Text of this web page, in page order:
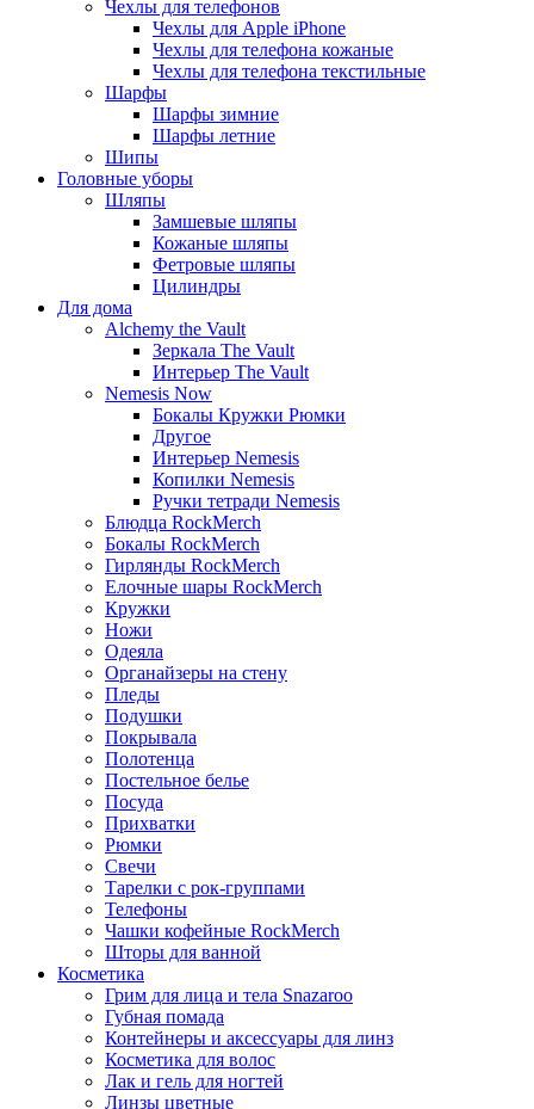
Чехлы для телефонов
Чехлы для Apple iPhone
Чехлы для телефона кожаные
Чехлы для телефона текстильные
Шарфы
Шарфы зимние
Шарфы летние
Шипы
Головные уборы
Шляпы
Замшевые шляпы
Кожаные шляпы
Фетровые шляпы
Цилиндры
Для дома
Alchemy the Vault
Зеркала The Vault
Интерьер The Vault
Nemesis Now
Бокалы Кружки Рюмки
Другое
Интерьер Nemesis
Копилки Nemesis
Ручки тетради Nemesis
Блюдца RockMerch
Бокалы RockMerch
Гирлянды RockMerch
Елочные шары RockMerch
Кружки
Ножи
Одеяла
Органайзеры на стену
Пледы
Подушки
Покрывала
Полотенца
Постельное белье
Посуда
Прихватки
Рюмки
Свечи
Тарелки с рок-группами
Телефоны
Чашки кофейные RockMerch
Шторы для ванной
Косметика
Грим для лица и тела Snazaroo
Губная помада
Контейнеры и аксессуары для линз
Косметика для волос
Лак и гель для ногтей
Линзы цветные